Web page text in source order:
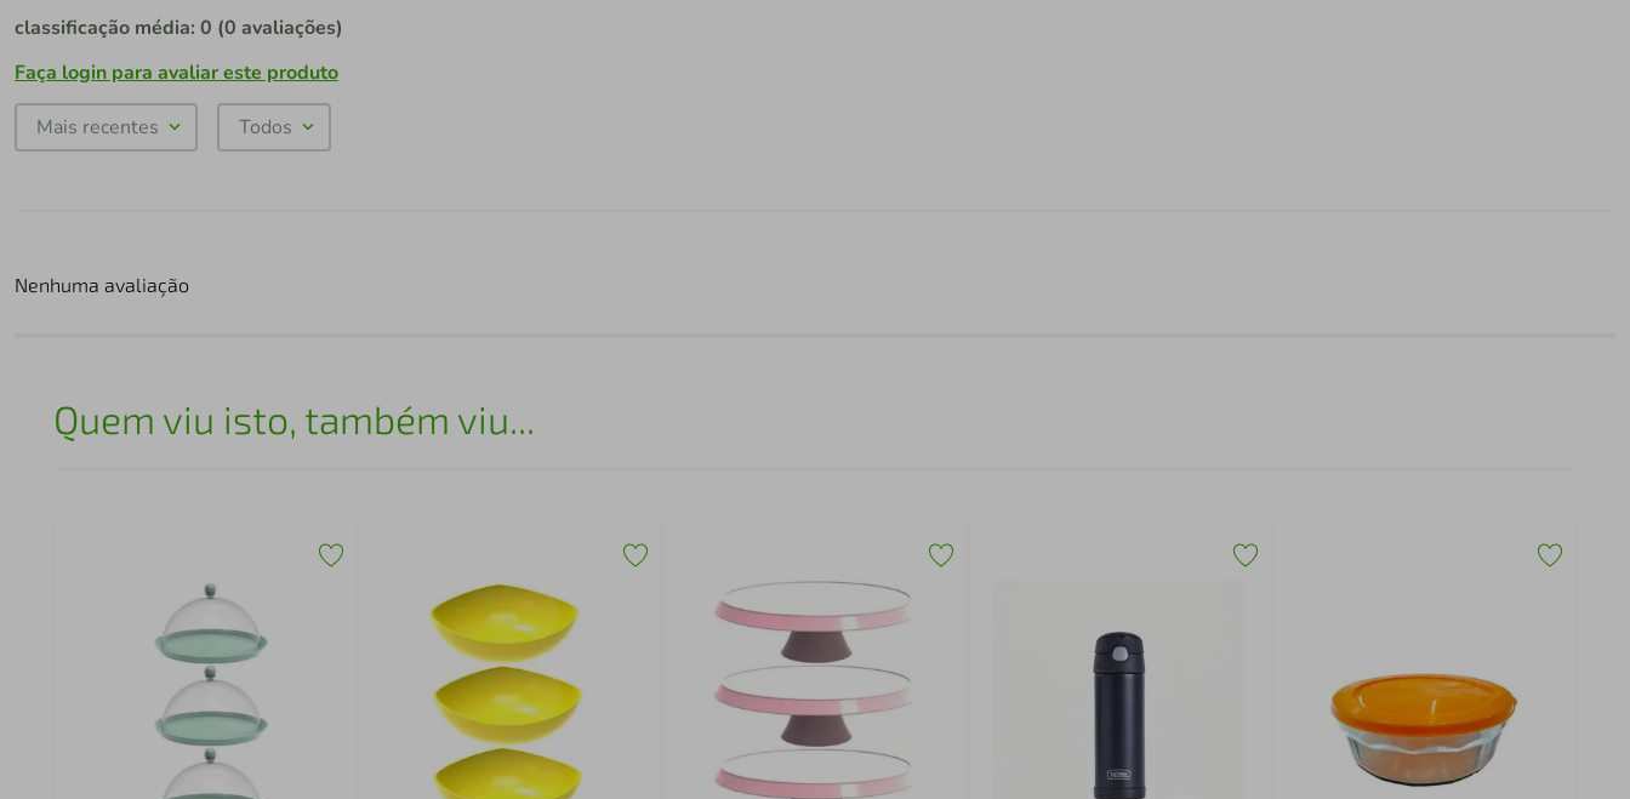
classificação média: 0 (0 avaliações)
Faça login para avaliar este produto
Mais recentes Todos
Nenhuma avaliação
Quem viu isto, também viu...